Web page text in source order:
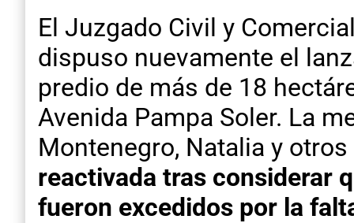
El Juzgado Civil y
dispuso nuevamente el
predio de más de 18
Avenida Pampa Soler. La
Montenegro, Natalia y
reactivada tras considerar
fueron excedidos por la